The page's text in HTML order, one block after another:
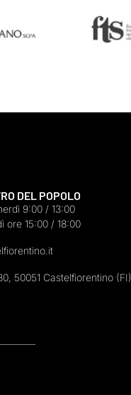
DEL POPOLO
9:00 / 13:00
ore 15:00 / 18:00
50051 Castelfiorentino (FI)